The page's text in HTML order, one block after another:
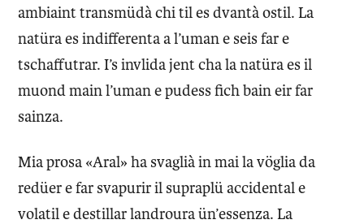
ambiaint transmüdà chi til es dvantà ostil. La
natüra es indifferenta a l’uman e seis far e
tschaffutrar. I’s invlida jent cha la natüra es il
muond main l’uman e pudess fich bain eir far
sainza.
Mia prosa «Aral» ha svaglià in mai la vöglia da
redüer e far svapurir il supraplü accidental e
volatil e destillar landroura ün’essenza. La